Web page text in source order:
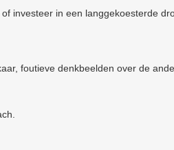
investeer in een langgekoesterde
foutieve denkbeelden over de